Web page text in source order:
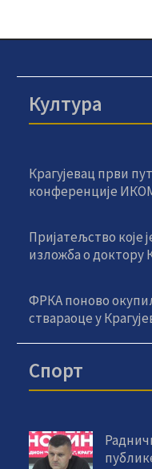
Култура
Крагујевац први
конференције
Пријатељство које
изложба о доктору
ФРКА поново
ствараоце у
Спорт